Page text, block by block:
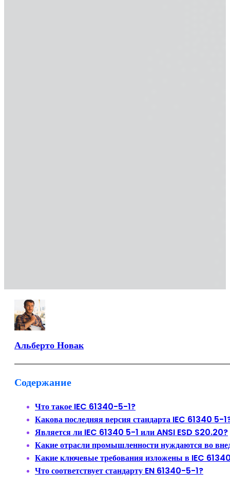
Альберто Новак
Содержание
Что такое IEC 61340-5-1?
Какова последняя версия стандарта IEC 61340 5-
Является ли IEC 61340 5-1 или ANSI ESD S20.20?
Какие отрасли промышленности нуждаются во
Какие ключевые требования изложены в IEC
Что соответствует стандарту EN 61340-5-1?